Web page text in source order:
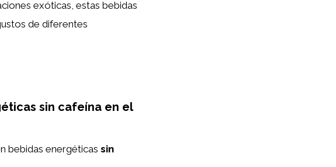
exóticas, estas bebidas
de diferentes
sin cafeína en el
bebidas energéticas sin